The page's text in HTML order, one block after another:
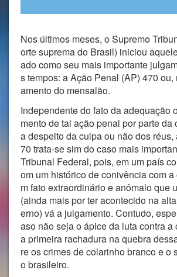
Nos últimos meses, o Supremo
orte suprema do Brasil) iniciou
ado como seu mais importante
s tempos: a Ação Penal (AP) 470 ou,
amento do mensalão.
Independente do fato da adequação
mento de tal ação penal por parte da
a despeito da culpa ou não dos
70 trata-se sim do caso mais
Tribunal Federal, pois, em um país
om um histórico de conivência com a
m fato extraordinário e anômalo que
(ainda mais por ter acontecido na
erno) vá a julgamento. Contudo,
aso não seja o ápice da luta contra a
a primeira rachadura na quebra
re os crimes de colarinho branco e o
o brasileiro.